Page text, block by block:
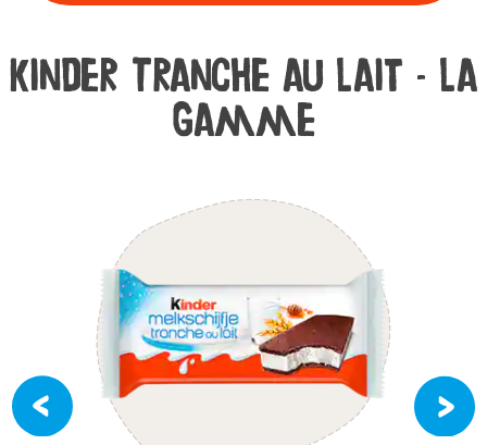
kinder Tranche au Lait - La
gamme